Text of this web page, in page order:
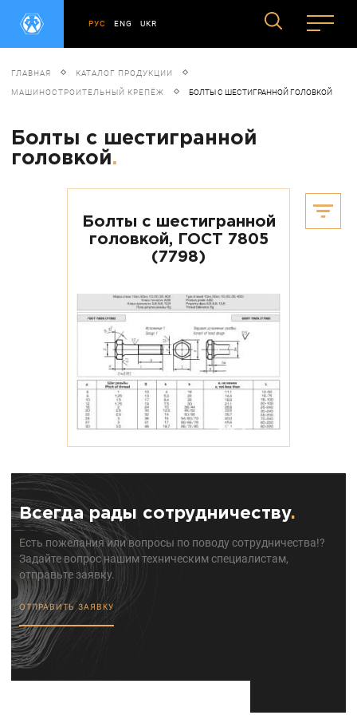
РУС ENG UKR
ГЛАВНАЯ КАТАЛОГ ПРОДУКЦИИ
МАШИНОСТРОИТЕЛЬНЫЙ КРЕПЁЖ БОЛТЫ С ШЕСТИГРАННОЙ ГОЛОВКОЙ
Болты с шестигранной
головкой.
Болты с шестигранной
головкой, ГОСТ 7805
(7798)
Всегда рады сотрудничеству.
Есть пожелания или вопросы по поводу сотрудничества!?
Задайте вопрос нашим техническим специалистам,
отправьте заявку.
ОТПРАВИТЬ ЗАЯВКУ